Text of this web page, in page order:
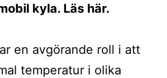
kyla. Läs här.
en avgörande roll i att
temperatur i olika